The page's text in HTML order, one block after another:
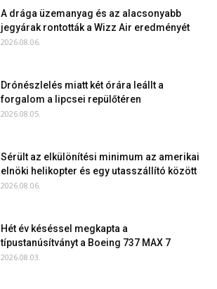
A drága üzemanyag és az alacsonyabb
jegyárak rontották a Wizz Air eredményét
2026.08.06.
Drónészlelés miatt két órára leállt a
forgalom a lipcsei repülőtéren
2026.08.05.
Sérült az elkülönítési minimum az amerikai
elnöki helikopter és egy utasszállító között
2026.08.06.
Hét év késéssel megkapta a
típustanúsítványt a Boeing 737 MAX 7
2026.08.03.